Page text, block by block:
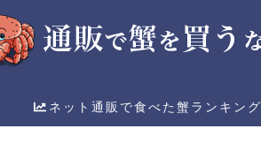
ネット通販で食べた蟹ランキング